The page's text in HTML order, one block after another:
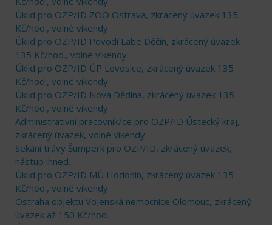
Úklid pro OZP/ID ZOO Ostrava, zkrácený úvazek 135
Kč/hod., volné víkendy.
Úklid pro OZP/ID Povodí Labe Děčín, zkrácený úvazek
135 Kč/hod., volné víkendy.
Úklid pro OZP/ID ÚP Lovosice, zkrácený úvazek 135
Kč/hod., volné víkendy.
Úklid pro OZP/ID Nová Dědina, zkrácený úvazek 135
Kč/hod., volné víkendy.
Administrativní pracovník/ce pro OZP/ID Ústecký kraj,
zkrácený úvazek, volné víkendy.
Sekání trávy Šumperk pro OZP/ID, zkrácený úvazek,
nástup ihned.
Úklid pro OZP/ID MÚ Hodonín, zkrácený úvazek 135
Kč/hod., volné víkendy.
Ostraha objektu Vojenská nemocnice Olomouc, zkrácený
úvazek až 150 Kč/hod.